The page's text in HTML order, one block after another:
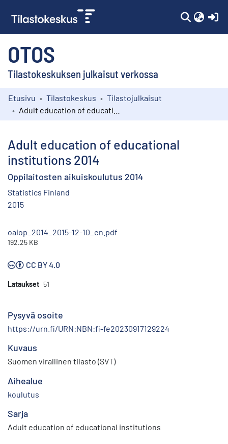
OTOS
Tilastokeskuksen julkaisut verkossa
Kokoelmat
Etusivu Tilastokeskus
Tilastojulkaisut
Adult education of educational
institutions 2014
Oppilaitosten aikuiskoulutus 2014
Statistics Finland
2015
oaiop_2014_2015-12-10_en.pdf
192.25 KB
CC BY 4.0
Lataukset 51
Pysyvä osoite
https://urn.fi/URN:NBN:fi-fe20230917129224
Kuvaus
Suomen virallinen tilasto (SVT)
Aihealue
koulutus
Sarja
Adult education of educational institutions